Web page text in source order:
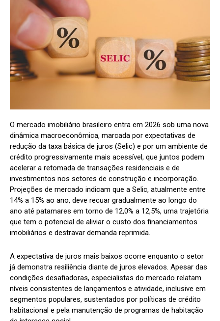
O mercado imobiliário brasileiro entra em 2026 sob uma nova
dinâmica macroeconômica, marcada por expectativas de
redução da taxa básica de juros (Selic) e por um ambiente de
crédito progressivamente mais acessível, que juntos podem
acelerar a retomada de transações residenciais e de
investimentos nos setores de construção e incorporação.
Projeções de mercado indicam que a Selic, atualmente entre
14% a 15% ao ano, deve recuar gradualmente ao longo do
ano até patamares em torno de 12,0% a 12,5%, uma trajetória
que tem o potencial de aliviar o custo dos financiamentos
imobiliários e destravar demanda reprimida.
A expectativa de juros mais baixos ocorre enquanto o setor
já demonstra resiliência diante de juros elevados. Apesar das
condições desafiadoras, especialistas do mercado relatam
níveis consistentes de lançamentos e atividade, inclusive em
segmentos populares, sustentados por políticas de crédito
habitacional e pela manutenção de programas de habitação